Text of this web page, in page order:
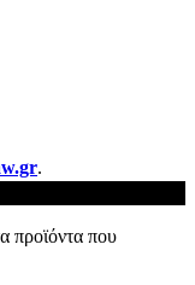
.
προϊόντα που